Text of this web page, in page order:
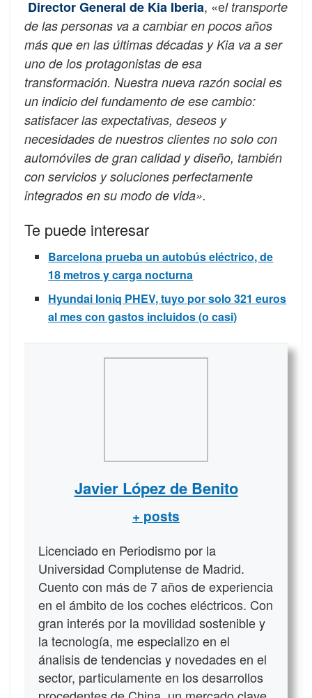
Director General de Kia Iberia, «el transporte
de las personas va a cambiar en pocos años
más que en las últimas décadas y Kia va a ser
uno de los protagonistas de esa
transformación. Nuestra nueva razón social es
un indicio del fundamento de ese cambio:
satisfacer las expectativas, deseos y
necesidades de nuestros clientes no solo con
automóviles de gran calidad y diseño, también
con servicios y soluciones perfectamente
integrados en su modo de vida».
Te puede interesar
Barcelona prueba un autobús eléctrico, de
18 metros y carga nocturna
Hyundai Ioniq PHEV, tuyo por solo 321 euros
al mes con gastos incluidos (o casi)
Javier López de Benito
+ posts
Licenciado en Periodismo por la
Universidad Complutense de Madrid.
Cuento con más de 7 años de experiencia
en el ámbito de los coches eléctricos. Con
gran interés por la movilidad sostenible y
la tecnología, me especializo en el
ánalisis de tendencias y novedades en el
sector, particulamente en los desarrollos